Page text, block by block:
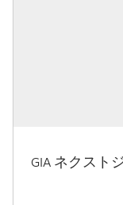
GIA ネクスト